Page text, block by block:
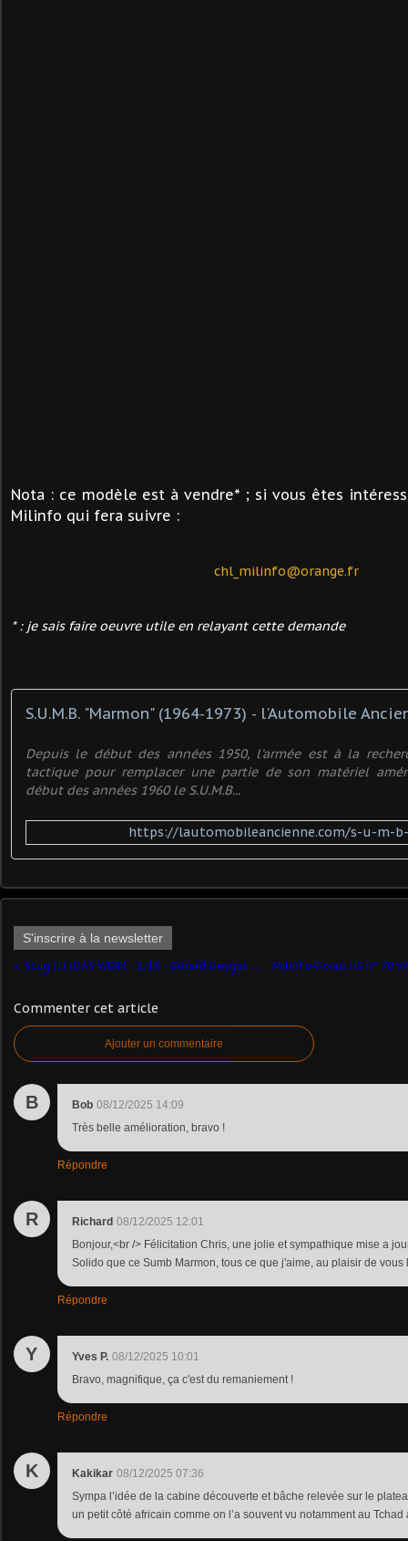
Nota : ce modèle est à vendre* ; si vous êtes
Milinfo qui fera suivre :
chl_milinfo@orange.fr
* : je sais faire oeuvre utile en relayant cette demande
S.U.M.B. "Marmon" (1964-1973) - l'Automobile
Depuis le début des années 1950, l'armée est à la
tactique pour remplacer une partie de son matériel
début des années 1960 le S.U.M.B...
https://lautomobileancienne.com/s-u-m-
S'inscrire à la newsletter
Stug III (DAS WERK - 1/16 - Gérard Deygas ) - suite 13
Commenter cet article
Ajouter un commentaire
B Bob 08/12/2025 14:09
Très belle amélioration, bravo !
Répondre
R Richard 08/12/2025 12:01
Bonjour,<br /> Félicitation Chris, une jolie et sympathique mise a
Solido que ce Sumb Marmon, tous ce que j'aime, au plaisir de vous
Répondre
Y Yves P. 08/12/2025 10:01
Bravo, magnifique, ça c'est du remaniement !
Répondre
K Kakikar 08/12/2025 07:36
Sympa l’idée de la cabine découverte et bâche relevée sur le
un petit côté africain comme on l’a souvent vu notamment au